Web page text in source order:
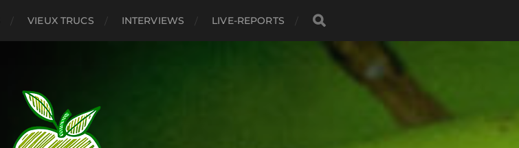
VIEUX TRUCS INTERVIEWS LIVE-REPORTS